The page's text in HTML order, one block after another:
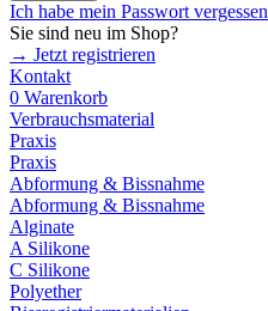
Ich habe mein Passwort vergessen
Sie sind neu im Shop?
→ Jetzt registrieren
Kontakt
0 Warenkorb
Verbrauchsmaterial
Praxis
Praxis
Abformung & Bissnahme
Abformung & Bissnahme
Alginate
A Silikone
C Silikone
Polyether